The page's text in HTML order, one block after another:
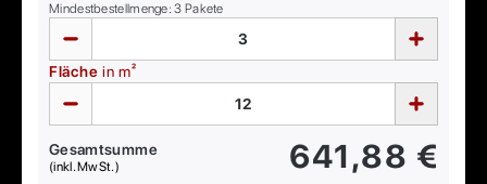
Mindestbestellmenge:3 Pakete
Fläche in m²
Gesamtsumme
(inkl. MwSt.) 641,88 €